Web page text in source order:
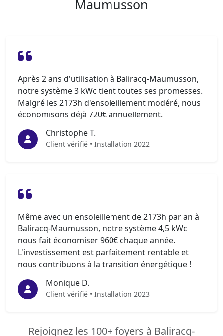
Maumusson
Après 2 ans d'utilisation à Baliracq-Maumusson,
notre système 3 kWc tient toutes ses promesses.
Malgré les 2173h d'ensoleillement modéré, nous
économisons déjà 720€ annuellement.
Christophe T.
Client vérifié • Installation 2022
Même avec un ensoleillement de 2173h par an à
Baliracq-Maumusson, notre système 4,5 kWc
nous fait économiser 960€ chaque année.
L'investissement est parfaitement rentable et
nous contribuons à la transition énergétique !
Monique D.
Client vérifié • Installation 2023
Rejoignez les 100+ foyers à Baliracq-